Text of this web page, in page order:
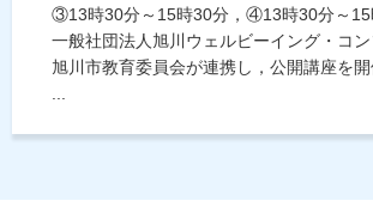
③13時30分～15時30分，④13時30分～15
一般社団法人旭川ウェルビーイング・コ
旭川市教育委員会が連携し，公開講座を開
...